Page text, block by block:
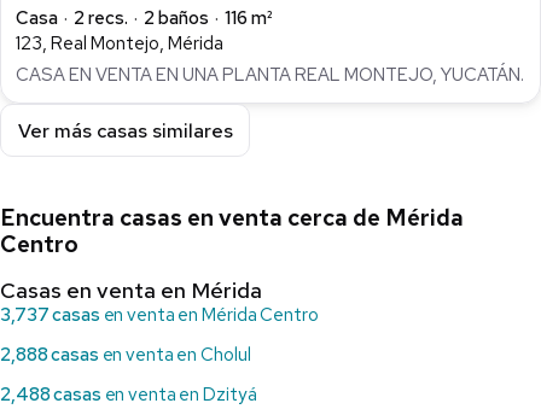
Casa
2 recs. 2 baños
116 m²
123, Real Montejo, Mérida
CASA EN VENTA EN UNA PLANTA REAL MONTEJO, YUCATÁN.
Ver más casas similares
Encuentra casas en venta cerca de Mérida
Centro
Casas en venta en Mérida
3,737 casas en venta en Mérida Centro
2,888 casas en venta en Cholul
2,488 casas en venta en Dzityá